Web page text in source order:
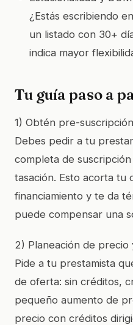
¿Estás escribiendo
un listado con 30+
indica mayor
Tu guía paso a
1) Obtén pre-
Debes pedir a tu
completa de
tasación. Esto acorta tu
financiamiento y te da
puede compensar una
2) Planeación de precio
Pide a tu prestamista
de oferta: sin créditos,
pequeño aumento de
precio con créditos